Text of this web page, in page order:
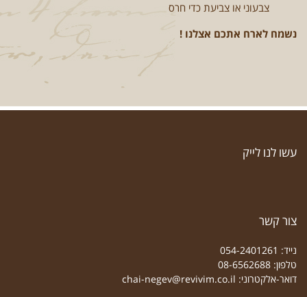
צבעוני או צביעת כדי חרס
נשמח לארח אתכם אצלנו !
עשו לנו לייק
צור קשר
נייד: 054-2401261
טלפון: 08-6562688
דואר-אלקטרוני: chai-negev@revivim.co.il